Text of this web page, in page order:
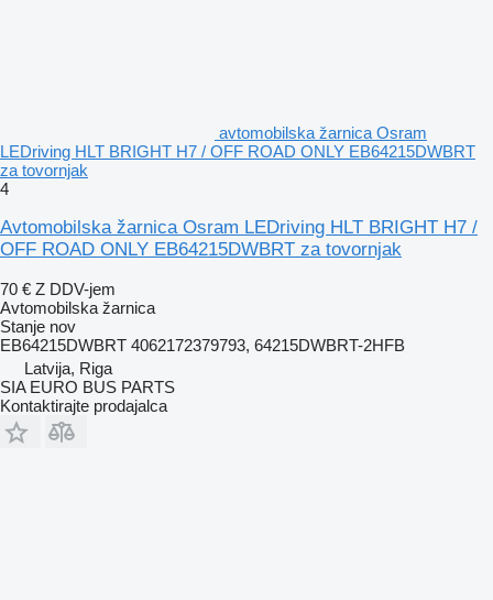
avtomobilska žarnica Osram
LEDriving HLT BRIGHT H7 / OFF ROAD ONLY EB64215DWBRT
za tovornjak
4
Avtomobilska žarnica Osram LEDriving HLT BRIGHT H7 /
OFF ROAD ONLY EB64215DWBRT za tovornjak
70 € Z DDV-jem
Avtomobilska žarnica
Stanje nov
EB64215DWBRT 4062172379793, 64215DWBRT-2HFB
Latvija, Riga
SIA EURO BUS PARTS
Kontaktirajte prodajalca